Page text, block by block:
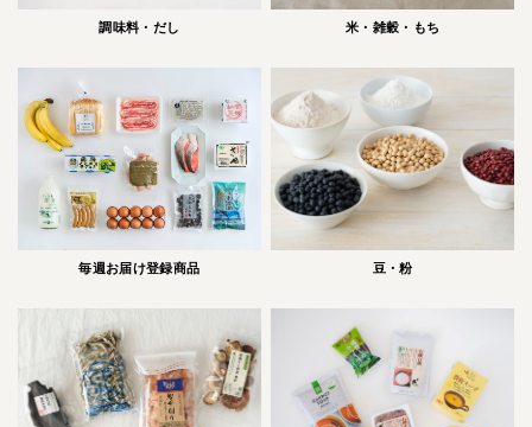
調味料・だし 米・雑穀・もち
毎週お届け登録商品 豆・粉